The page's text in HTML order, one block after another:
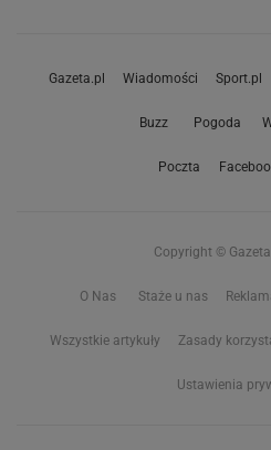
Gazeta.pl Wiadomości Sport.pl
Buzz Pogoda
Poczta
Copyright ©
O Nas Staże u nas
Wszystkie artykuły Zasady
Ustawienia